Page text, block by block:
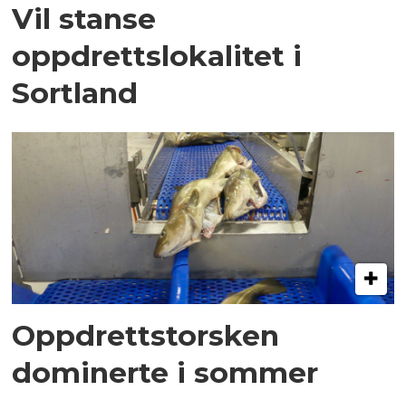
Vil stanse
oppdrettslokalitet i
Sortland
Oppdrettstorsken
dominerte i sommer